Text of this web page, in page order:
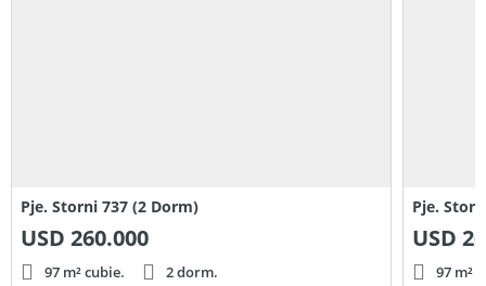
Pje. Storni 737 (2 Dorm)
USD 260.000
97 m² cubie. 2 dorm.
Pje.
USD
97 m²